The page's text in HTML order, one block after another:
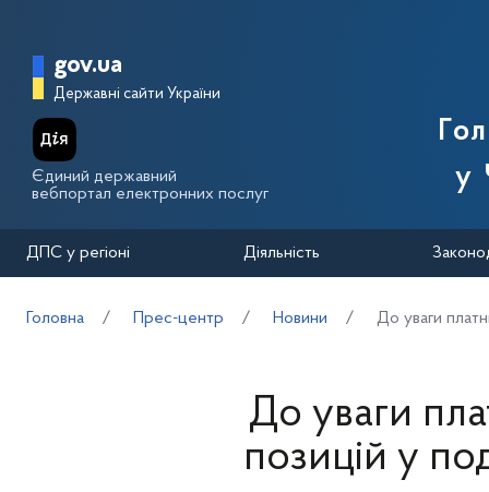
Головна сторінка Державної
gov.ua
Державні сайти України
Єдиний державний
вебпортал електронних послуг
у
ДПС у регіоні Діяльність
Головна Прес-центр Новини До уваги
До уваги
позицій у